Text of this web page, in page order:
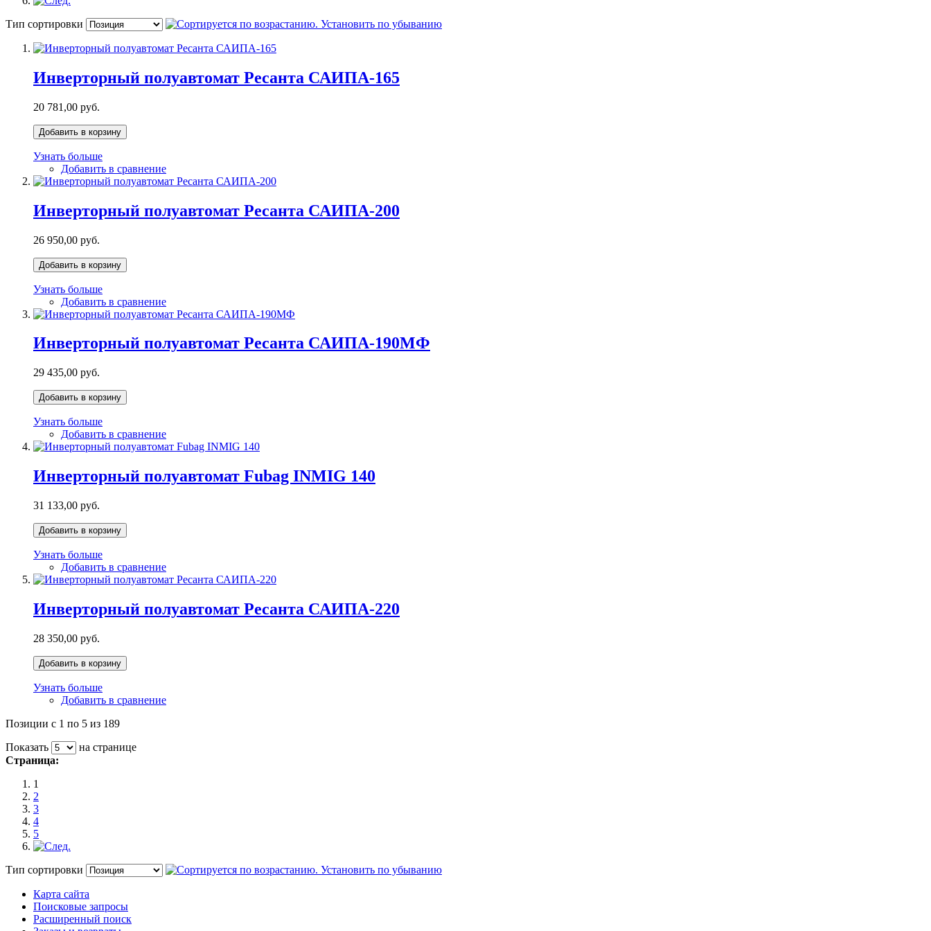
Тип сортировки
Инверторный полуавтомат Ресанта САИПА-165
20 781,00 руб.
Добавить в корзину
Узнать больше
Добавить в сравнение
Инверторный полуавтомат Ресанта САИПА-200
26 950,00 руб.
Добавить в корзину
Узнать больше
Добавить в сравнение
Инверторный полуавтомат Ресанта САИПА-190МФ
29 435,00 руб.
Добавить в корзину
Узнать больше
Добавить в сравнение
Инверторный полуавтомат Fubag INMIG 140
31 133,00 руб.
Добавить в корзину
Узнать больше
Добавить в сравнение
Инверторный полуавтомат Ресанта САИПА-220
28 350,00 руб.
Добавить в корзину
Узнать больше
Добавить в сравнение
Позиции с 1 по 5 из 189
Показать
на странице
Страница:
1
2
3
4
5
Тип сортировки
Карта сайта
Поисковые запросы
Расширенный поиск